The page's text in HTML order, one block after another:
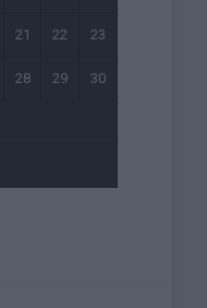
21 22 23
28 29 30